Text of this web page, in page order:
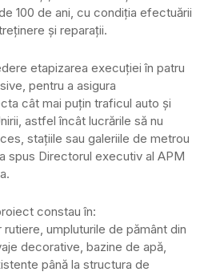
100 de ani, cu condiţia efectuării
și reparaţii.
etapizarea execuției în patru
pentru a asigura
cât mai puțin traficul auto și
astfel încât lucrările să nu
stațiile sau galeriile de metrou
spus Directorul executiv al APM
constau în:
umpluturile de pământ din
decorative, bazine de apă,
până la structura de